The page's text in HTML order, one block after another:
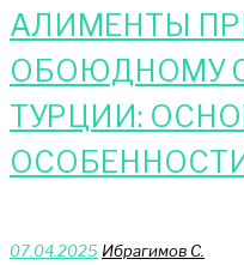
АЛИМЕНТЫ
ОБОЮДНОМУ
ТУРЦИИ:
07.04.2025 Ибрагимов С.